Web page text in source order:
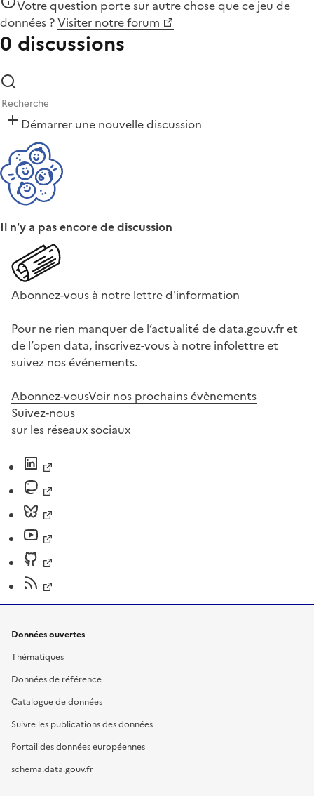
Votre question porte sur autre chose quece jeu de
données ?Visiter notre forum
0 discussions
Démarrer une nouvelle discussion
Il n'y a pas encore de discussion
Abonnez-vous à notre lettre d'information
Pour ne rien manquer de l’actualité de data.gouv.fr et
de l’open data, inscrivez-vous à notre infolettre et
suivez nos événements.
Abonnez-vousVoir nos prochains évènements
Suivez-nous
sur les réseaux sociaux
Données ouvertes
Thématiques
Données de référence
Catalogue de données
Suivre les publications des données
Portail des données européennes
schema.data.gouv.fr